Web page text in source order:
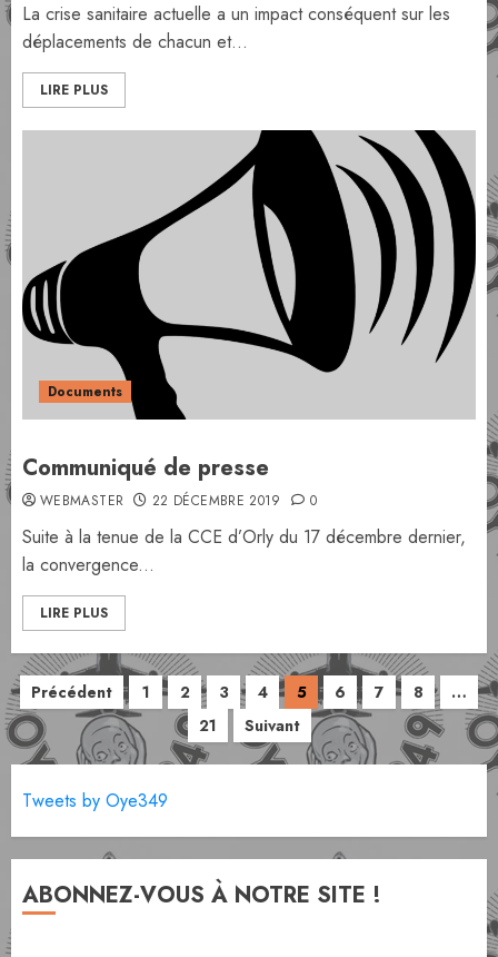
La crise sanitaire actuelle a un impact conséquent sur les
déplacements de chacun et...
LIRE PLUS
Documents
Communiqué de presse
WEBMASTER 22 DÉCEMBRE 2019 0
Suite à la tenue de la CCE d’Orly du 17 décembre dernier,
la convergence...
LIRE PLUS
Pagination
des
publications
Précédent 1 2 3 4 5 6 7 8
…
21
Suivant
Tweets by Oye349
ABONNEZ-VOUS À NOTRE SITE !